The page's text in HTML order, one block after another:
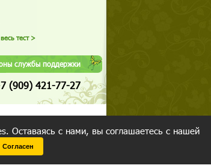
службы поддержки
(909) 421-77-27
Оставаясь с нами, вы соглашаетесь с нашей
Согласен